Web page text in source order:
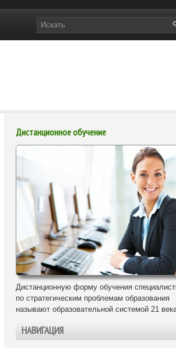
Дистанционное обучение
Дистанционную форму обучения
по стратегическим проблемам образования
называют образовательной системой 21
НАВИГАЦИЯ